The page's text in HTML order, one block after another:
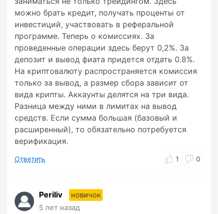
можно брать кредит, получать проценты от
инвестиций, участвовать в реферальной
программе. Теперь о комиссиях. За
проведенные операции здесь берут 0,2%. За
депозит и вывод фиата придется отдать 0.8%.
На криптовалюту распространяется комиссия
только за вывод, а размер сбора зависит от
вида крипты. Аккаунты делятся на три вида.
Разница между ними в лимитах на вывод
средств. Если сумма большая (базовый и
расширенный), то обязательно потребуется
верификация.
Ответить 1 0
Periliv
новичок
5 лет назад